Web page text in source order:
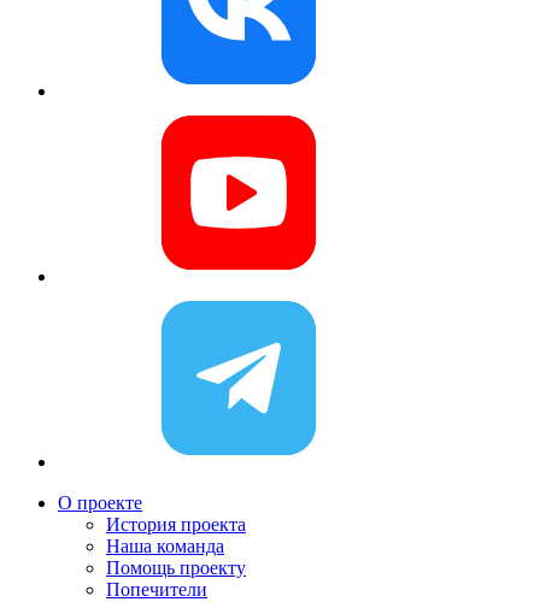
О проекте
История проекта
Наша команда
Помощь проекту
Попечители